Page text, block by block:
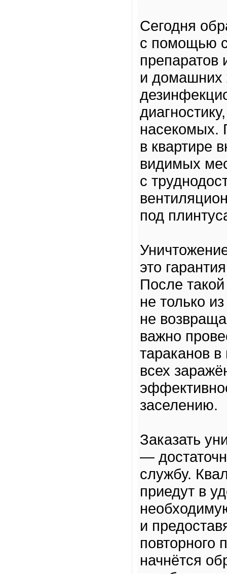
Сегодня
с помощью
препаратов
и домашних
насекомых.
в квартире
видимых
с
под
это
После
не только
не
важно
тараканов
всех
заселению.
Заказать
—
службу.
приедут в
и
начнётся